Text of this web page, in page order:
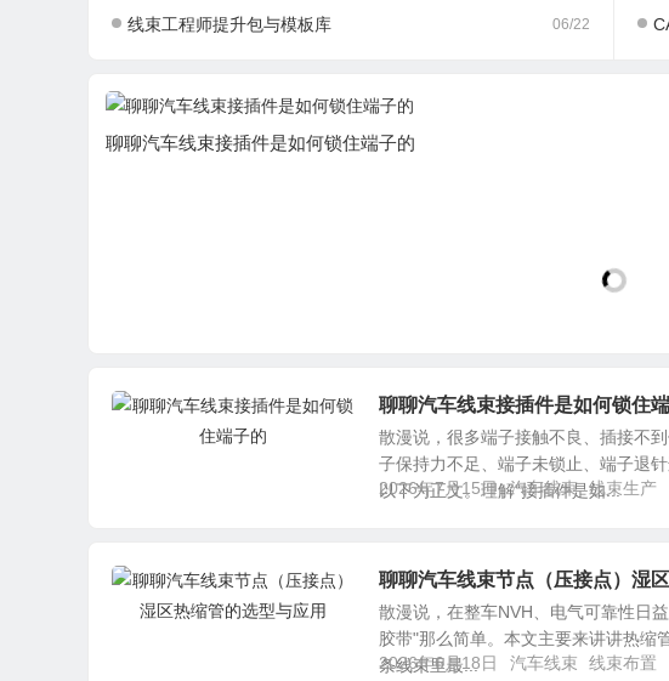
06/22
线束工程师提升包与模板库
聊聊汽车线束接插件是如何锁住端子的
聊聊汽车线束接插件是如何锁住
散漫说，很多端子接触不良、插接不
子保持力不足、端子未锁止、端子退
以下为正文。理解“接插件是如...
2026年7月15日 汽车线束 线束生产
聊聊汽车线束节点（压接点）湿
散漫说，在整车NVH、电气可靠性日
胶带"那么简单。本文主要来讲讲热缩
条线束里最...
2026年6月18日 汽车线束 线束布置